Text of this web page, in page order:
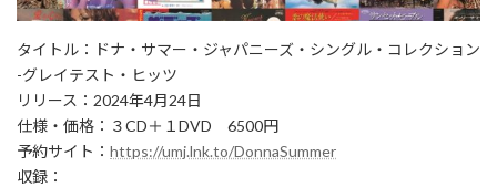
タイトル：ドナ・サマー・ジャパニーズ・シングル・コレクション
-グレイテスト・ヒッツ
リリース：2024年4月24日
仕様・価格：３CD＋１DVD 6500円
予約サイト： https://umj.lnk.to/DonnaSummer
収録：